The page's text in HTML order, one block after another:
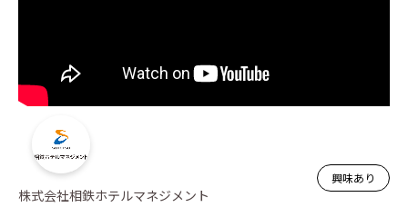
興味あり
株式会社相鉄ホテルマネジメント